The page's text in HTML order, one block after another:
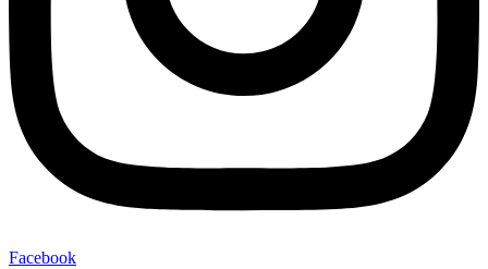
Facebook